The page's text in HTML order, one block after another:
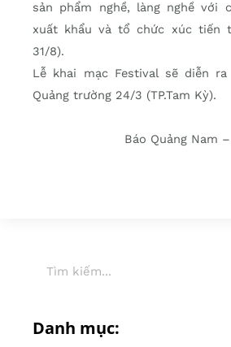
sản phẩm nghề, làng nghề với
xuất khẩu và tổ chức xúc tiến
31/8).
Lễ khai mạc Festival sẽ diễn
Quảng trường 24/3 (TP.Tam Kỳ).
Báo Quảng Nam
Danh mục: